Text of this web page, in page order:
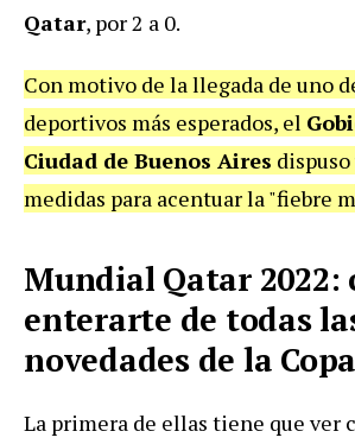
Qatar, por 2 a 0.
Con motivo de la llegada de uno
deportivos más esperados, el
Ciudad de Buenos Aires
medidas para acentuar la "fiebre
Mundial Qatar 2022:
enterarte de todas
novedades de la Copa
La primera de ellas tiene que ver